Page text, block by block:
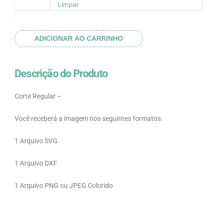
Limpar
ADICIONAR AO CARRINHO
Descrição do Produto
Corte Regular –
Você receberá a imagem nos seguintes formatos:
1 Arquivo SVG
1 Arquivo DXF
1 Arquivo PNG ou JPEG Colorido